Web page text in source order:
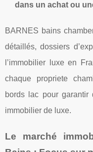
dans un achat ou
BARNES bains
détaillés, dossiers
l’immobilier luxe en
chaque propriete
bords lac pour garantir
immobilier de luxe.
Le marché